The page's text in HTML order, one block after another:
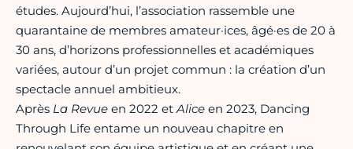
études. Aujourd’hui, l’association rassemble une
quarantaine de membres amateur·ices, âgé·es de 20 à
30 ans, d’horizons professionnelles et académiques
variées, autour d’un projet commun : la création d’un
spectacle annuel ambitieux.
Après La Revue en 2022 etAlice en 2023, Dancing
Through Life entame un nouveau chapitre en